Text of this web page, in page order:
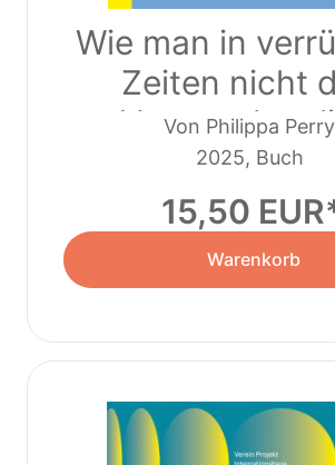
Wie man in
Zeiten nicht
Verstand
Von Philippa Perry
2025, Buch
15,50 EUR
Warenkorb